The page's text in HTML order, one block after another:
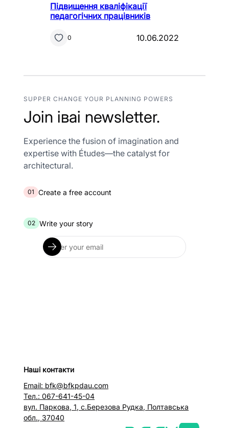
Підвищення кваліфікації
педагогічних працівників
0 10.06.2022
SUPPER CHANGE YOUR PLANNING POWERS
Join іваі newsletter.
Experience the fusion of imagination and
expertise with Études—the catalyst for
architectural.
01 Create a free account
02 Write your story
Наші контакти
Email: bfk@bfkpdau.com
Тел.: 067-641-45-04
вул. Паркова, 1, с.Березова Рудка, Полтавська
обл., 37040